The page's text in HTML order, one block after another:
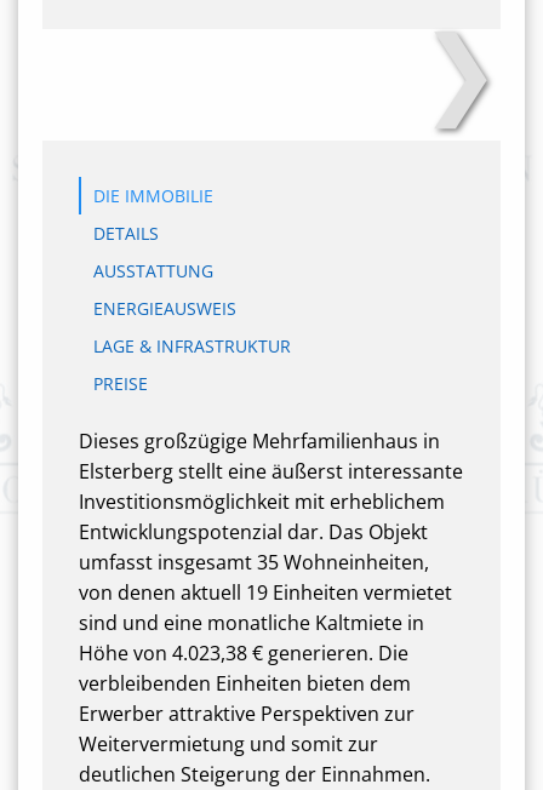
❯
DIE IMMOBILIE
DETAILS
AUSSTATTUNG
ENERGIEAUSWEIS
LAGE & INFRASTRUKTUR
PREISE
Dieses großzügige Mehrfamilienhaus in
Elsterberg stellt eine äußerst interessante
Investitionsmöglichkeit mit erheblichem
Entwicklungspotenzial dar. Das Objekt
umfasst insgesamt 35 Wohneinheiten,
von denen aktuell 19 Einheiten vermietet
sind und eine monatliche Kaltmiete in
Höhe von 4.023,38 € generieren. Die
verbleibenden Einheiten bieten dem
Erwerber attraktive Perspektiven zur
Weitervermietung und somit zur
deutlichen Steigerung der Einnahmen.